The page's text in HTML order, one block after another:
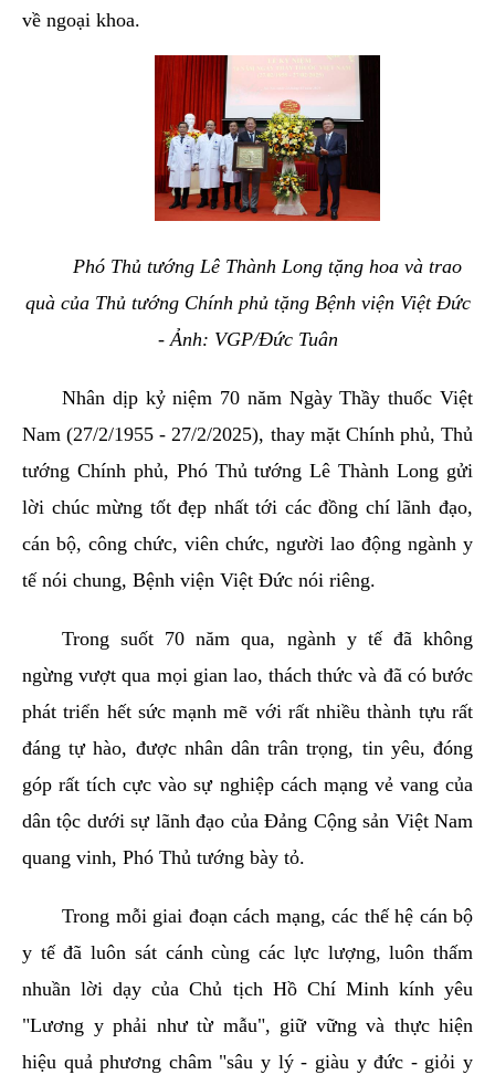
về ngoại khoa.
Phó Thủ tướng Lê Thành Long tặng hoa và trao
quà của Thủ tướng Chính phủ tặng Bệnh viện Việt Đức
- Ảnh: VGP/Đức Tuân
Nhân dịp kỷ niệm 70 năm Ngày Thầy thuốc Việt
Nam (27/2/1955 - 27/2/2025), thay mặt Chính phủ, Thủ
tướng Chính phủ, Phó Thủ tướng Lê Thành Long gửi
lời chúc mừng tốt đẹp nhất tới các đồng chí lãnh đạo,
cán bộ, công chức, viên chức, người lao động ngành y
tế nói chung, Bệnh viện Việt Đức nói riêng.
Trong suốt 70 năm qua, ngành y tế đã không
ngừng vượt qua mọi gian lao, thách thức và đã có bước
phát triển hết sức mạnh mẽ với rất nhiều thành tựu rất
đáng tự hào, được nhân dân trân trọng, tin yêu, đóng
góp rất tích cực vào sự nghiệp cách mạng vẻ vang của
dân tộc dưới sự lãnh đạo của Đảng Cộng sản Việt Nam
quang vinh, Phó Thủ tướng bày tỏ.
Trong mỗi giai đoạn cách mạng, các thế hệ cán bộ
y tế đã luôn sát cánh cùng các lực lượng, luôn thấm
nhuần lời dạy của Chủ tịch Hồ Chí Minh kính yêu
"Lương y phải như từ mẫu", giữ vững và thực hiện
hiệu quả phương châm "sâu y lý - giàu y đức - giỏi y